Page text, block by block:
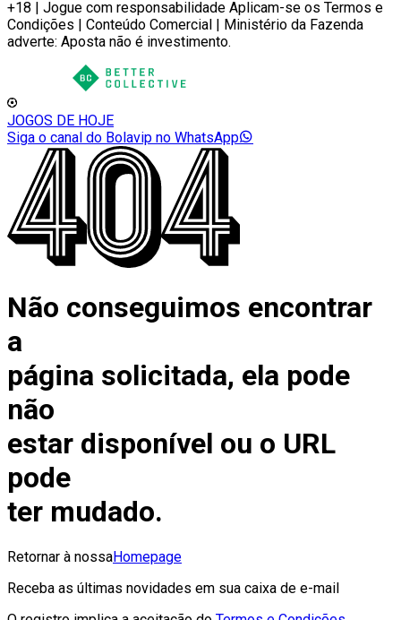
+18 | Jogue com responsabilidade Aplicam-se os Termos e
Condições | Conteúdo Comercial | Ministério da Fazenda
adverte: Aposta não é investimento.
JOGOS DE HOJE
Siga o canal do Bolavip no WhatsApp
Não conseguimos encontrar
a
página solicitada, ela pode
não
estar disponível ou o URL
pode
ter mudado.
Retornar à nossaHomepage
Receba as últimas novidades em sua caixa de e-mail